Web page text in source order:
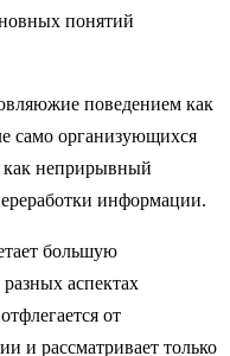
понятий
поведением как
само организующихся
как неприрывный
информации.
большую
аспектах
от
и рассматривает только